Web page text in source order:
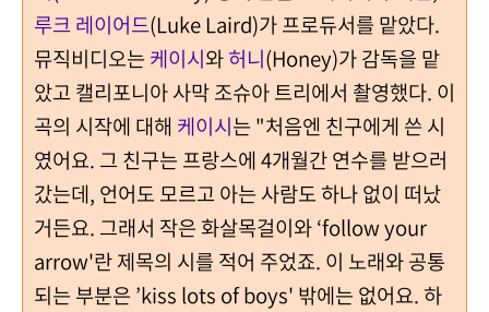
루크 레이어드(Luke Laird)가 프로듀서를 맡았다.
뮤직비디오는 케이시와허니(Honey)가 감독을 맡
았고 캘리포니아 사막 조슈아 트리에서 촬영했다. 이
곡의 시작에 대해 케이시는 "처음엔 친구에게 쓴 시
였어요. 그 친구는 프랑스에 4개월간 연수를 받으러
갔는데, 언어도 모르고 아는 사람도 하나 없이 떠났
거든요. 그래서 작은 화살목걸이와 ‘follow your
arrow'란 제목의 시를 적어 주었죠. 이 노래와 공통
되는 부분은 ’kiss lots of boys' 밖에는 없어요. 하